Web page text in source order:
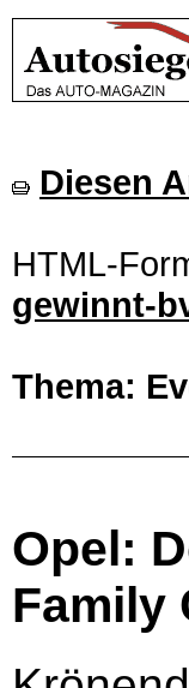
Diesen
HTML-
gewinnt-
Thema:
Opel:
Family